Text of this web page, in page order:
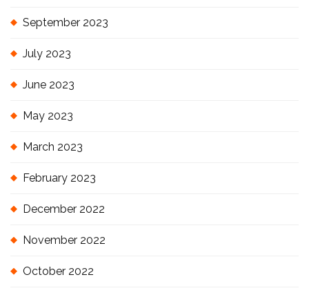
September 2023
July 2023
June 2023
May 2023
March 2023
February 2023
December 2022
November 2022
October 2022